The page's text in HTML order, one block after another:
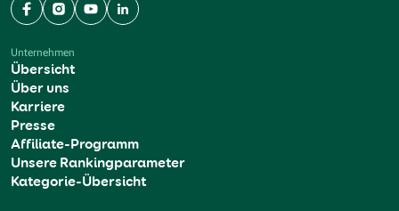
FacebookInstagram
YouTubeLinkedIn
Unternehmen
Übersicht
Über uns
Karriere
Presse
Affiliate-Programm
Unsere Rankingparameter
Kategorie-Übersicht